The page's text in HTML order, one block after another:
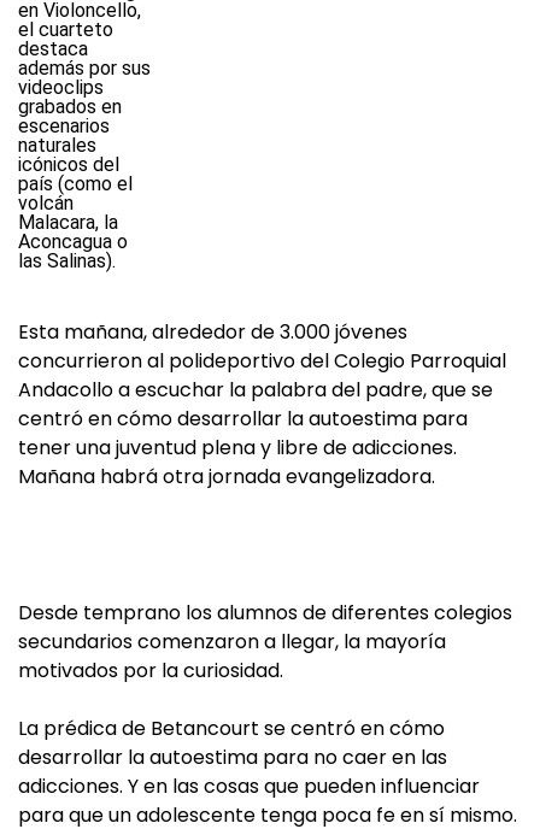
Esta mañana, alrededor de 3.000 jóvenes
concurrieron al polideportivo del Colegio Parroquial
Andacollo a escuchar la palabra del padre, que se
centró en cómo desarrollar la autoestima para
tener una juventud plena y libre de adicciones.
Mañana habrá otra jornada evangelizadora.
Desde temprano los alumnos de diferentes colegios
secundarios comenzaron a llegar, la mayoría
motivados por la curiosidad.
La prédica de Betancourt se centró en cómo
desarrollar la autoestima para no caer en las
adicciones. Y en las cosas que pueden influenciar
para que un adolescente tenga poca fe en sí mismo.